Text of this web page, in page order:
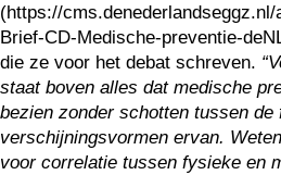
(https://
Brief-CD-Medische-preventie-
die ze voor het debat schreven.
staat boven alles dat medische
bezien zonder schotten tussen de
verschijningsvormen ervan.
voor correlatie tussen fysieke en